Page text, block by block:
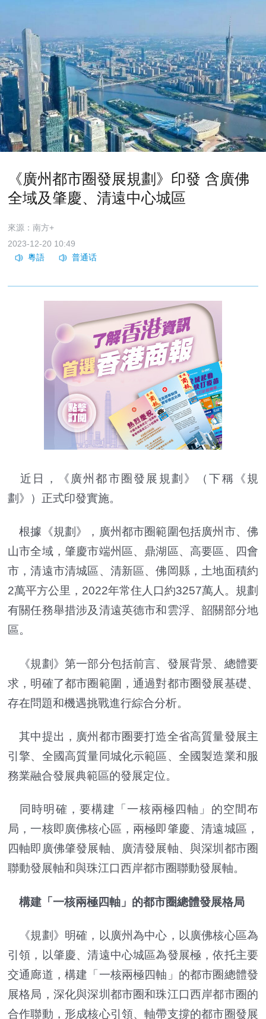
《廣州都市圈發展規劃》印發 含廣佛
全域及肇慶、清遠中心城區
來源：南方+
2023-12-20 10:49
近日，《廣州都市圈發展規劃》（下稱《規
劃》）正式印發實施。
根據《規劃》，廣州都市圈範圍包括廣州市、佛
山市全域，肇慶市端州區、鼎湖區、高要區、四會
市，清遠市清城區、清新區、佛岡縣，土地面積約
2萬平方公里，2022年常住人口約3257萬人。規劃
有關任務舉措涉及清遠英德市和雲浮、韶關部分地
區。
《規劃》第一部分包括前言、發展背景、總體要
求，明確了都市圈範圍，通過對都市圈發展基礎、
存在問題和機遇挑戰進行綜合分析。
其中提出，廣州都市圈要打造全省高質量發展主
引擎、全國高質量同城化示範區、全國製造業和服
務業融合發展典範區的發展定位。
同時明確，要構建「一核兩極四軸」的空間布
局，一核即廣佛核心區，兩極即肇慶、清遠城區，
四軸即廣佛肇發展軸、廣清發展軸、與深圳都市圈
聯動發展軸和與珠江口西岸都市圈聯動發展軸。
構建「一核兩極四軸」的都市圈總體發展格局
《規劃》明確，以廣州為中心，以廣佛核心區為
引領，以肇慶、清遠中心城區為發展極，依托主要
交通廊道，構建「一核兩極四軸」的都市圈總體發
展格局，深化與深圳都市圈和珠江口西岸都市圈的
合作聯動，形成核心引領、軸帶支撐的都市圈發展